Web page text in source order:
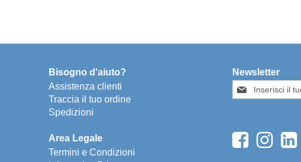
Bisogno d'aiuto?
Assistenza clienti
Traccia il tuo ordine
Spedizioni
Area Legale
Termini e Condizioni
Newsletter
Iscriviti
alla